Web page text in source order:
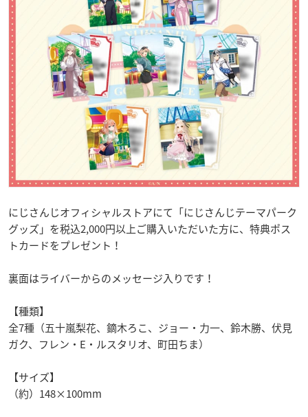
にじさんじオフィシャルストアにて「にじさんじテーマパーク
グッズ」を税込2,000円以上ご購入いただいた方に、特典ポス
トカードをプレゼント！
裏面はライバーからのメッセージ入りです！
【種類】
全7種（五十嵐梨花、鏑木ろこ、ジョー・力一、鈴木勝、伏見
ガク、フレン・E・ルスタリオ、町田ちま）
【サイズ】
（約）148×100mm